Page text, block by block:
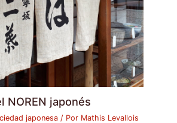
NOREN japonés
japonesa / Por Mathis Levallois